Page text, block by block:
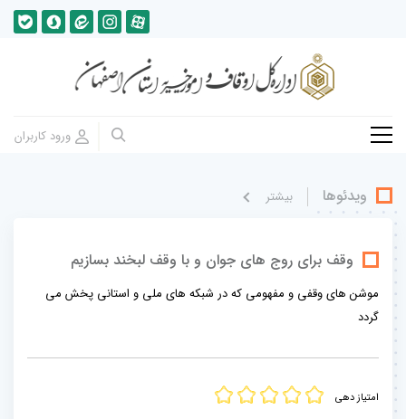
ویدئوها بيشتر
وقف برای روج های جوان و با وقف لبخند بسازیم
موشن های وقفی و مفهومی که در شبکه های ملی و استانی پخش می
گردد
امتیاز دهی